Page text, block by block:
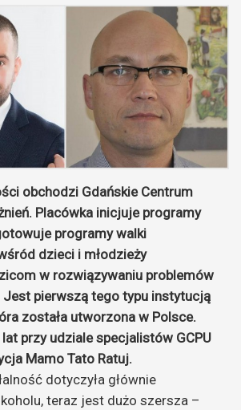
obchodzi Gdańskie Centrum
Placówka inicjuje programy
programy walki
dzieci i młodzieży
w rozwiązywaniu problemów
pierwszą tego typu instytucją
została utworzona w Polsce.
przy udziale specjalistów GCPU
Mamo Tato Ratuj.
dotyczyła głównie
teraz jest dużo szersza –